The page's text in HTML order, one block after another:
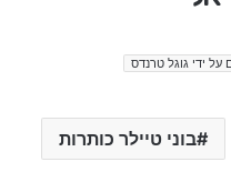
על ידי גוגל טרנדס
בוני טיילר כותרות